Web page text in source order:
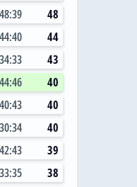
48:39
48
44:40
44
34:33
43
44:46
40
40:43
40
30:34
40
42:43
39
33:35
38